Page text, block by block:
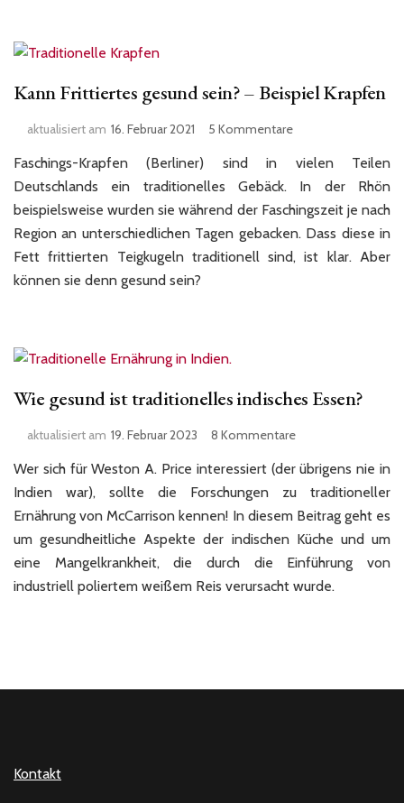
Kann Frittiertes gesund sein? – Beispiel Krapfen
aktualisiert am 16. Februar 2021 5 Kommentarezu
Frittiertes
gesund
sein?
Beispiel
Krapfen
Faschings-Krapfen (Berliner) sind in vielen Teilen
Deutschlands ein traditionelles Gebäck. In der Rhön
beispielsweise wurden sie während der Faschingszeit je nach
Region an unterschiedlichen Tagen gebacken. Dass diese in
Fett frittierten Teigkugeln traditionell sind, ist klar. Aber
können sie denn gesund sein?
Wie gesund ist traditionelles indisches Essen?
aktualisiert am 19. Februar 2023 8 Kommentarezu
gesund
ist
traditionelles
indisches
Essen?
Wer sich für Weston A. Price interessiert (der übrigens nie in
Indien war), sollte die Forschungen zu traditioneller
Ernährung von McCarrison kennen! In diesem Beitrag geht es
um gesundheitliche Aspekte der indischen Küche und um
eine Mangelkrankheit, die durch die Einführung von
industriell poliertem weißem Reis verursacht wurde.
Kontakt